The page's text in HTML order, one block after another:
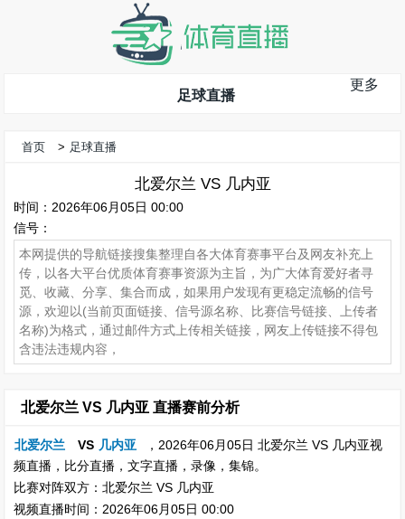
足球直播
更多
首页 > 足球直播
北爱尔兰 VS 几内亚
时间：2026年06月05日 00:00
信号：
本网提供的导航链接搜集整理自各大体育赛事平台及网友补充上
传，以各大平台优质体育赛事资源为主旨，为广大体育爱好者寻
觅、收藏、分享、集合而成，如果用户发现有更稳定流畅的信号
源，欢迎以(当前页面链接、信号源名称、比赛信号链接、上传者
名称)为格式，通过邮件方式上传相关链接，网友上传链接不得包
含违法违规内容，
北爱尔兰 VS 几内亚 直播赛前分析
北爱尔兰 VS 几内亚
，2026年06月05日 北爱尔兰 VS 几内亚视
频直播，比分直播，文字直播，录像，集锦。
比赛对阵双方：北爱尔兰 VS 几内亚
视频直播时间：2026年06月05日 00:00